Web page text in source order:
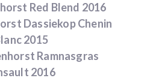
Red Blend 2016
Dassiekop Chenin
2015
Ramnasgras
2016